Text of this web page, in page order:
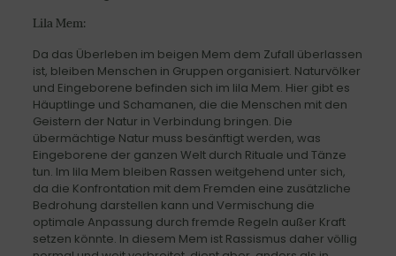
Lila Mem:
Da das Überleben im beigen Mem dem Zufall überlassen
ist, bleiben Menschen in Gruppen organisiert. Naturvölker
und Eingeborene befinden sich im lila Mem. Hier gibt es
Häuptlinge und Schamanen, die die Menschen mit den
Geistern der Natur in Verbindung bringen. Die
übermächtige Natur muss besänftigt werden, was
Eingeborene der ganzen Welt durch Rituale und Tänze
tun. Im lila Mem bleiben Rassen weitgehend unter sich,
da die Konfrontation mit dem Fremden eine zusätzliche
Bedrohung darstellen kann und Vermischung die
optimale Anpassung durch fremde Regeln außer Kraft
setzen könnte. In diesem Mem ist Rassismus daher völlig